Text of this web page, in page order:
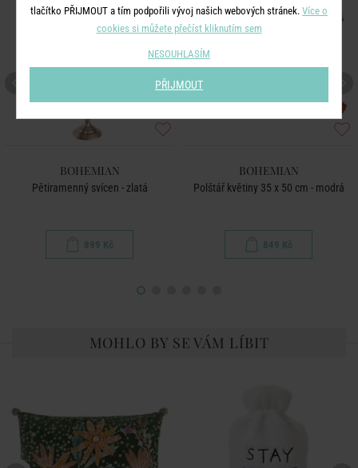
BOHEMIAN
Pětiramenný svícen - zlatá
899 Kč
BOHEMIAN
Polštář květiny 35 x 50 cm - modrá
849 Kč
MOHLO BY SE VÁM LÍBIT
tlačítko PŘIJMOUT a tím podpořili vývoj našich webových stránek. Více o
cookies si můžete přečíst kliknutím sem
NESOUHLASÍM
PŘIJMOUT